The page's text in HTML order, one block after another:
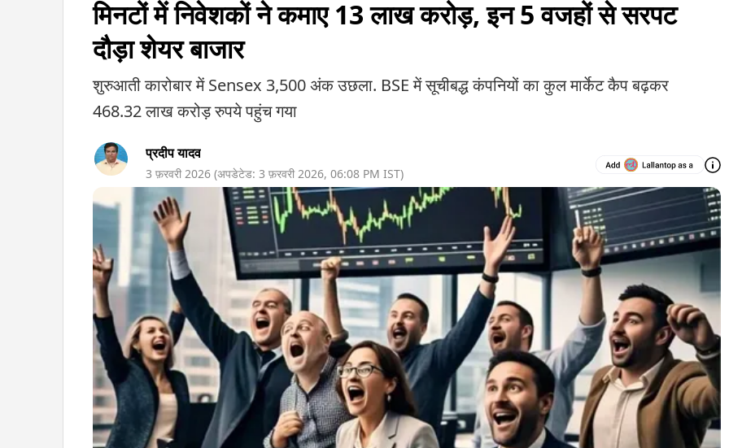
मिनटों में निवेशकों ने कमाए 13 लाख करोड़, इन 5 वजहों से सरपट
दौड़ा शेयर बाजार
शुरुआती कारोबार में Sensex 3,500 अंक उछला. BSE में सूचीबद्ध कंपनियों का कुल मार्केट कैप बढ़कर
468.32 लाख करोड़ रुपये पहुंच गया
प्रदीप यादव
3 फ़रवरी 2026 (अपडेटेड: 3 फ़रवरी 2026, 06:08 PM IST)